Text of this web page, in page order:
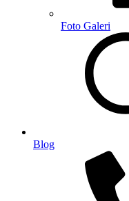
Foto Galeri
Blog